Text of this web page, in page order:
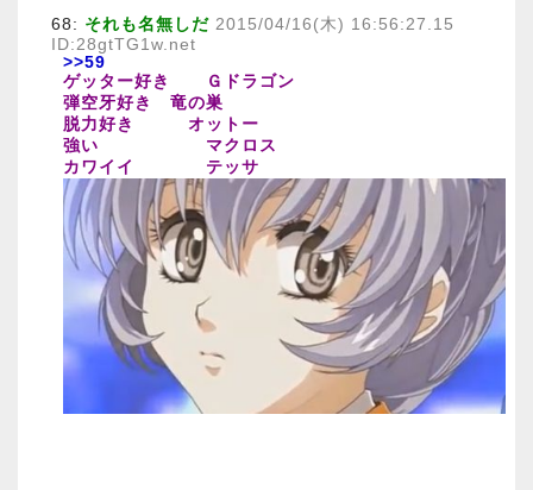
68: それも名無しだ 2015/04/16(木) 16:56:27.15
ID:28gtTG1w.net
>>59
ゲッター好き Ｇドラゴン
弾空牙好き 竜の巣
脱力好き オットー
強い マクロス
カワイイ テッサ